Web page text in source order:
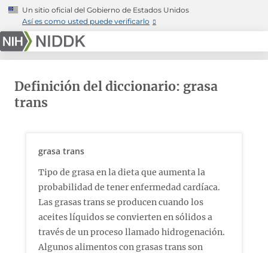
Skip
content
Un sitio oficial del Gobierno de Estados Unidos
Así es como usted puede verificarlo
Definición del diccionario: grasa
trans
grasa trans
Tipo de grasa en la dieta que aumenta la
probabilidad de tener enfermedad cardíaca.
Las grasas trans se producen cuando los
aceites líquidos se convierten en sólidos a
través de un proceso llamado hidrogenación.
Algunos alimentos con grasas trans son